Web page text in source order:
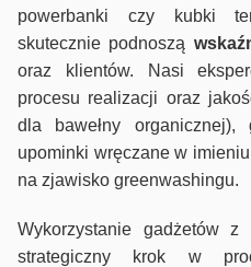
powerbanki czy kubki
skutecznie podnoszą
oraz klientów. Nasi
procesu realizacji oraz
dla bawełny
upominki wręczane w
na zjawisko greenwashingu.
Wykorzystanie gadżetów z
strategiczny krok w